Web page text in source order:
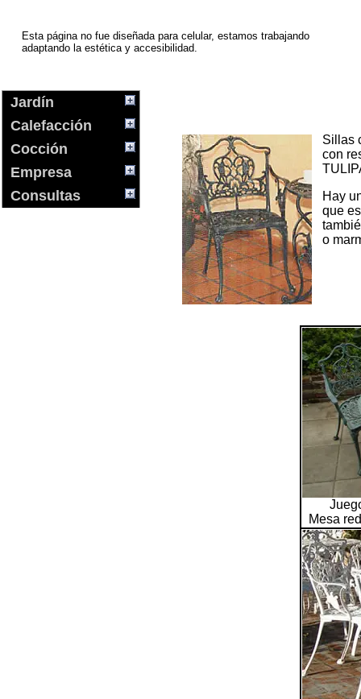
Esta página no fue diseñada para celular, estamos trabajando
adaptando la estética y accesibilidad.
Jardín
Calefacción
Cocción
Empresa
Consultas
Sillas
con
Hay
que
o
Mesa